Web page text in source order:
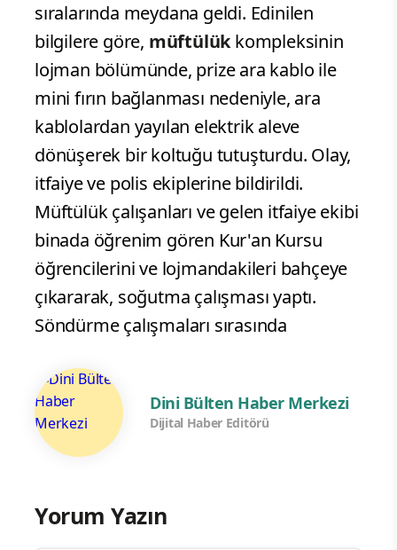
sıralarında meydana geldi. Edinilen
bilgilere göre, müftülükkompleksinin
lojman bölümünde, prize ara kablo ile
mini fırın bağlanması nedeniyle, ara
kablolardan yayılan elektrik aleve
dönüşerek bir koltuğu tutuşturdu. Olay,
itfaiye ve polis ekiplerine bildirildi.
Müftülük çalışanları ve gelen itfaiye ekibi
binada öğrenim gören Kur'an Kursu
öğrencilerini ve lojmandakileri bahçeye
çıkararak, soğutma çalışması yaptı.
Söndürme çalışmaları sırasında
Dini Bülten Haber Merkezi
Dijital Haber Editörü
Yorum Yazın